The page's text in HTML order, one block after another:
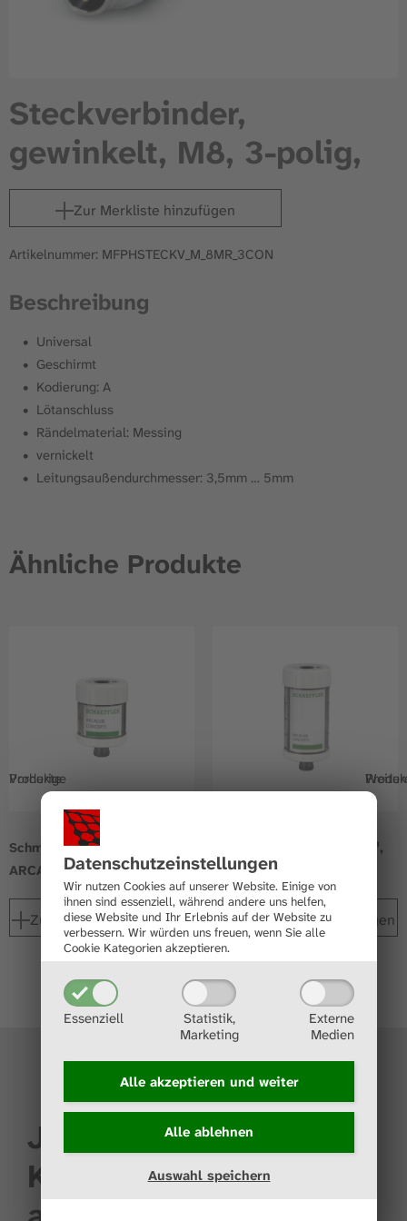
Datenschutz­einstellungen
Wir nutzen Cookies auf unserer Website. Einige von
ihnen sind essenziell, während andere uns helfen,
diese Website und Ihr Erlebnis auf der Website zu
verbessern. Wir würden uns freuen, wenn Sie alle
Cookie Kategorien akzeptieren.
Essenziell
Statistik,
Marketing
Externe
Medien
Alle akzeptieren und weiter
Alle ablehnen
Auswahl speichern
Steckverbinder,
gewinkelt, M8, 3-polig,
Zur Merkliste hinzufügen
Artikelnummer: MFPHSTECKV_M_8MR_3CON
Beschreibung
Universal
Geschirmt
Kodierung: A
Lötanschluss
Rändelmaterial: Messing
vernickelt
Leitungsaußendurchmesser: 3,5mm … 5mm
Ähnliche Produkte
Schmierkartusche, 60cm³,
ARCANOL-FOOD 2
Zur Merkliste hinzufügen
Schmierkartusche, 125cm³,
ARCANOL-TEMP 110
Zur Merkliste hinzufügen
Vorherige Produkte Weitere
Jetzt
Kontakt